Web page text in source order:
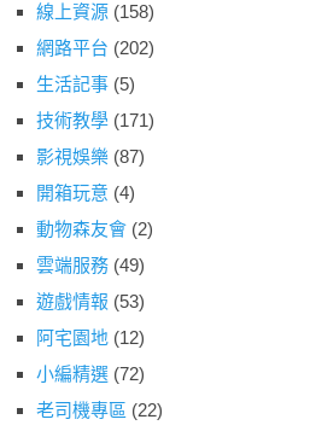
線上資源 (158)
網路平台 (202)
生活記事 (5)
技術教學 (171)
影視娛樂 (87)
開箱玩意 (4)
動物森友會 (2)
雲端服務 (49)
遊戲情報 (53)
阿宅園地 (12)
小編精選 (72)
老司機專區 (22)